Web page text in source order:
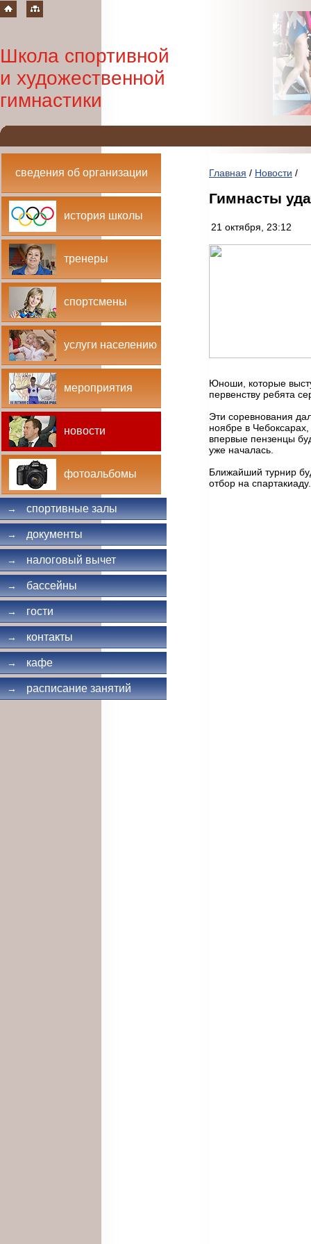
Школа спортивной
и художественной
гимнастики
сведения об организации
история школы
тренеры
спортсмены
услуги населению
мероприятия
новости
фотоальбомы
→ спортивные залы
→ документы
→ налоговый вычет
→ бассейны
→ гости
→ контакты
→ кафе
→ расписание занятий
Главная / Новости /
Гимнасты
21 октября, 23:12
Юноши, которые
первенству ребята
Эти соревнования
ноябре в
впервые пензенцы
уже началась.
Ближайший турнир
отбор на спартакиаду.